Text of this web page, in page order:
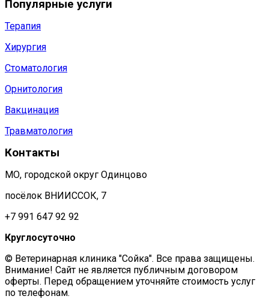
Популярные услуги
Терапия
Хирургия
Стоматология
Орнитология
Вакцинация
Травматология
Контакты
МО, городской округ Одинцово
посёлок ВНИИССОК, 7
+7 991 647 92 92
Круглосуточно
© Ветеринарная клиника "Сойка". Все права защищены.
Внимание! Сайт не является публичным договором
оферты. Перед обращением уточняйте стоимость услуг
по телефонам.